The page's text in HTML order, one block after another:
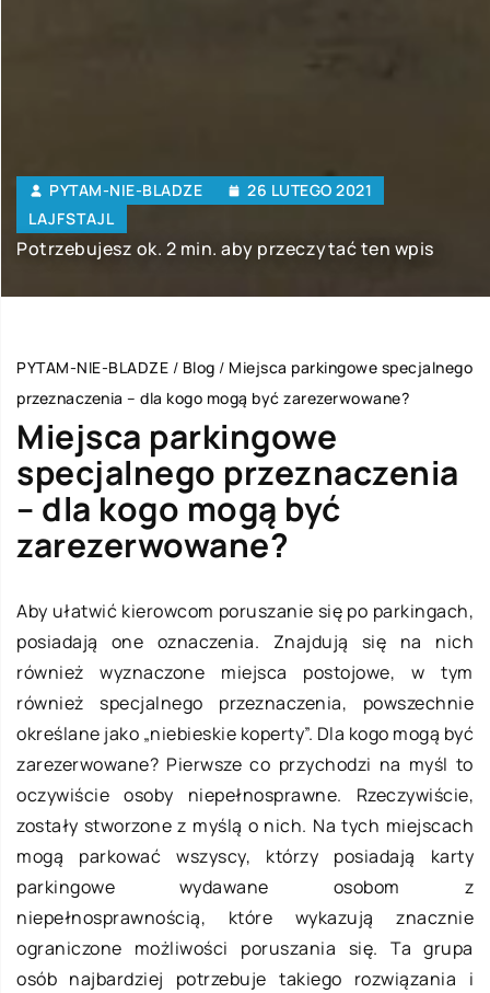
PYTAM-NIE-BLADZE
26 LUTEGO 2021
LAJFSTAJL
Potrzebujesz ok. 2 min. aby przeczytać ten wpis
PYTAM-NIE-BLADZE / Blog / Miejsca parkingowe specjalnego
przeznaczenia – dla kogo mogą być zarezerwowane?
Miejsca parkingowe
specjalnego przeznaczenia
– dla kogo mogą być
zarezerwowane?
Aby ułatwić kierowcom poruszanie się po parkingach,
posiadają one oznaczenia. Znajdują się na nich
również wyznaczone miejsca postojowe, w tym
również specjalnego przeznaczenia, powszechnie
określane jako „niebieskie koperty”. Dla kogo mogą być
zarezerwowane? Pierwsze co przychodzi na myśl to
oczywiście osoby niepełnosprawne. Rzeczywiście,
zostały stworzone z myślą o nich. Na tych miejscach
mogą parkować wszyscy, którzy posiadają karty
parkingowe wydawane osobom z
niepełnosprawnością, które wykazują znacznie
ograniczone możliwości poruszania się. Ta grupa
osób najbardziej potrzebuje takiego rozwiązania i